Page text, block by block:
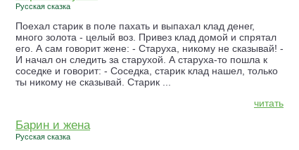
Русская сказка
Поехал старик в поле пахать и выпахал клад денег,
много золота - целый воз. Привез клад домой и спрятал
его. А сам говорит жене: - Старуха, никому не сказывай! -
И начал он следить за старухой. А старуха-то пошла к
соседке и говорит: - Соседка, старик клад нашел, только
ты никому не сказывай. Старик ...
читать
Барин и жена
Русская сказка